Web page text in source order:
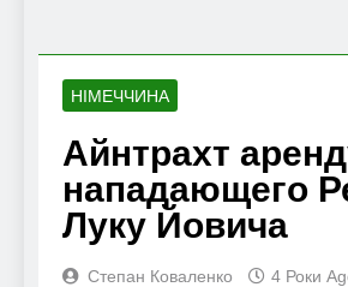
НІМЕЧЧИНА
Айнтрахт
нападающего
Луку Йовича
Степан Коваленко 4 Роки